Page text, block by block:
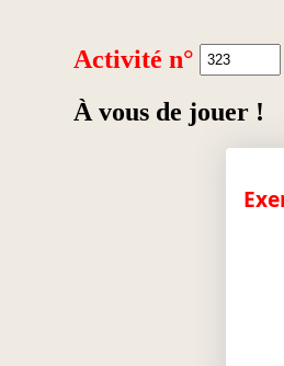
Activité n°
À vous de jouer !